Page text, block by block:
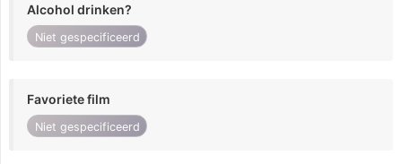
Alcohol drinken?
Niet gespecificeerd
Favoriete film
Niet gespecificeerd